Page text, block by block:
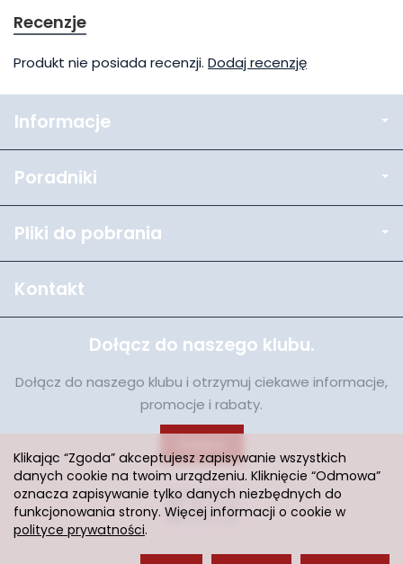
Recenzje
Produkt nie posiada recenzji. Dodaj recenzję
Informacje
Poradniki
Pliki do pobrania
Kontakt
Dołącz do naszego klubu.
Dołącz do naszego klubu i otrzymuj ciekawe informacje,
promocje i rabaty.
Klikając “Zgoda” akceptujesz zapisywanie wszystkich
danych cookie na twoim urządzeniu. Kliknięcie “Odmowa”
oznacza zapisywanie tylko danych niezbędnych do
funkcjonowania strony. Więcej informacji o cookie w
polityce prywatności.